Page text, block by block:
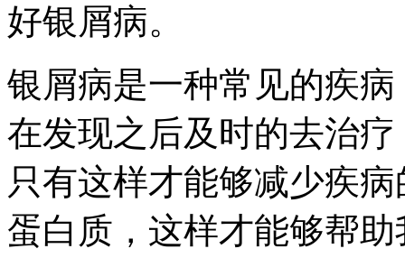
好银屑病。
银屑病是一种常见的疾
在发现之后及时的去治
只有这样才能够减少疾
蛋白质，这样才能够帮